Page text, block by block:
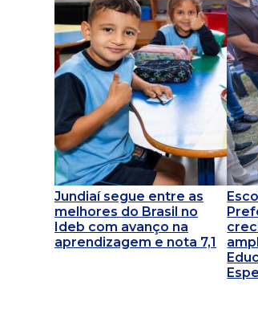
Jundiaí segue entre as
melhores do Brasil no
Ideb com avanço na
aprendizagem e nota 7,1